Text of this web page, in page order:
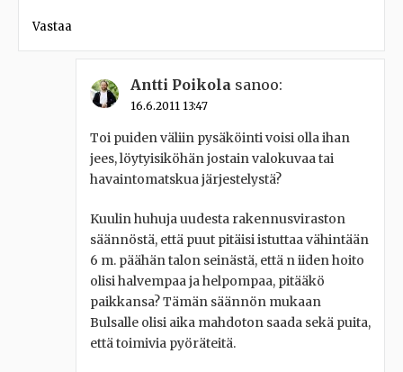
Vastaa
Antti Poikola sanoo:
16.6.2011 13:47
Toi puiden väliin pysäköinti voisi olla ihan
jees, löytyisiköhän jostain valokuvaa tai
havaintomatskua järjestelystä?
Kuulin huhuja uudesta rakennusviraston
säännöstä, että puut pitäisi istuttaa vähintään
6 m. päähän talon seinästä, että n iiden hoito
olisi halvempaa ja helpompaa, pitääkö
paikkansa? Tämän säännön mukaan
Bulsalle olisi aika mahdoton saada sekä puita,
että toimivia pyöräteitä.